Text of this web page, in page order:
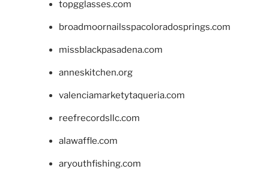
topgglasses.com
broadmoornailsspacoloradosprings.com
missblackpasadena.com
anneskitchen.org
valenciamarketytaqueria.com
reefrecordsllc.com
alawaffle.com
aryouthfishing.com